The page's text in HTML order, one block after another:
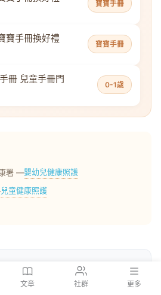
寶寶手冊
寶手冊換好禮
寶寶手冊
冊 兒童手冊門
0-1歲
署 —嬰幼兒健康照護
兒童健康照護
文章 社群 更多